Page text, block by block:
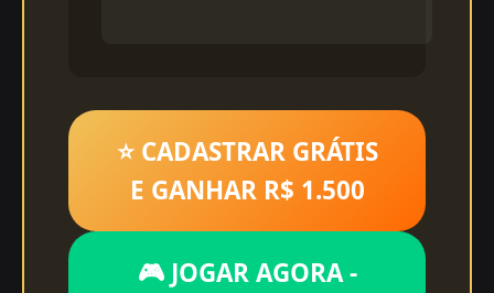
⭐ CADASTRAR GRÁTIS
E GANHAR R$ 1.500
🎮 JOGAR AGORA -